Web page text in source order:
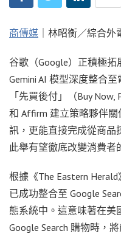
商傳媒 ｜林昭衡／綜合外
谷歌（Google）正積極
Gemini AI 模型深度整合
「先買後付」（Buy
和 Affirm 建立策略夥伴
訊，更能直接完成從商品
此舉有望徹底改變消費者
根據《The Eastern
已成功整合至 Google
態系統中。這意味著在美
Google Search 購物時，